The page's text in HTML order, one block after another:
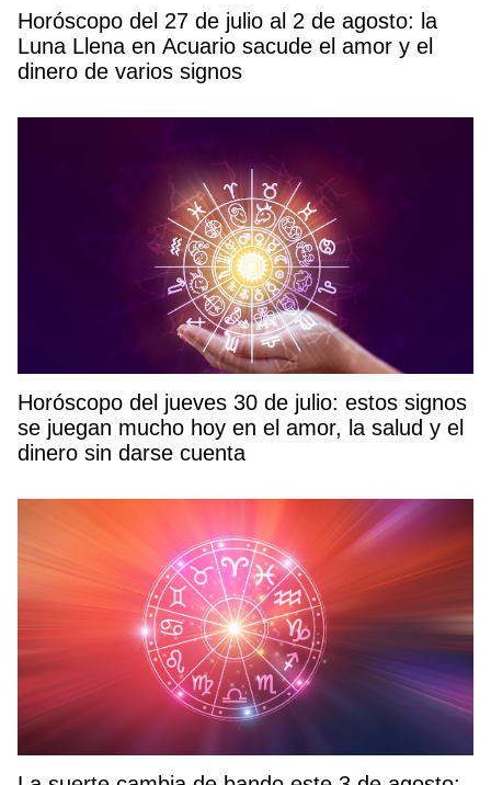
Horóscopo del 27 de julio al 2 de agosto: la
Luna Llena en Acuario sacude el amor y el
dinero de varios signos
Horóscopo del jueves 30 de julio: estos signos
se juegan mucho hoy en el amor, la salud y el
dinero sin darse cuenta